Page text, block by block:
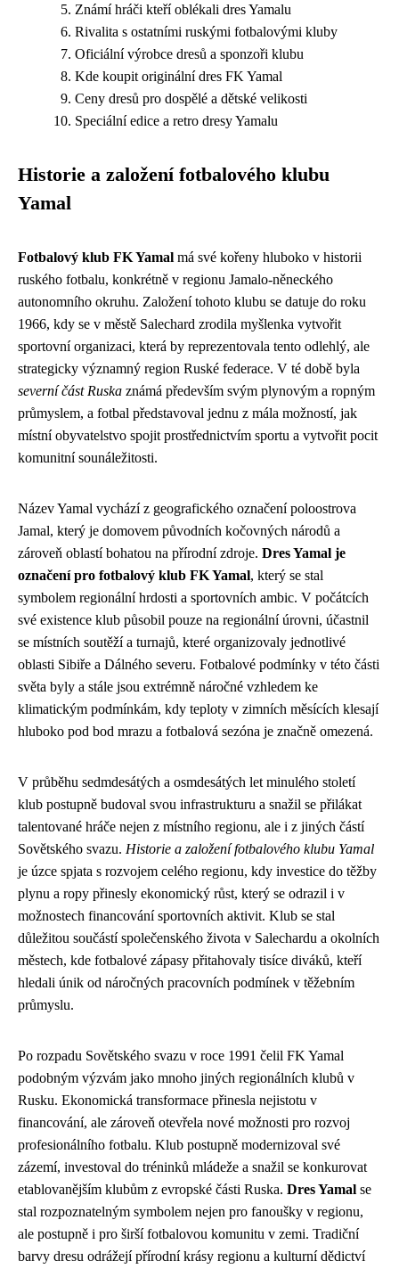
Známí hráči kteří oblékali dres Yamalu
Rivalita s ostatními ruskými fotbalovými kluby
Oficiální výrobce dresů a sponzoři klubu
Kde koupit originální dres FK Yamal
Ceny dresů pro dospělé a dětské velikosti
Speciální edice a retro dresy Yamalu
Historie a založení fotbalového klubu
Yamal
Fotbalový klub FK Yamal má své kořeny hluboko v historii
ruského fotbalu, konkrétně v regionu Jamalo-něneckého
autonomního okruhu. Založení tohoto klubu se datuje do roku
1966, kdy se v městě Salechard zrodila myšlenka vytvořit
sportovní organizaci, která by reprezentovala tento odlehlý, ale
strategicky významný region Ruské federace. V té době byla
severní část Ruska známá především svým plynovým a ropným
průmyslem, a fotbal představoval jednu z mála možností, jak
místní obyvatelstvo spojit prostřednictvím sportu a vytvořit pocit
komunitní sounáležitosti.
Název Yamal vychází z geografického označení poloostrova
Jamal, který je domovem původních kočovných národů a
zároveň oblastí bohatou na přírodní zdroje. Dres Yamal je
označení pro fotbalový klub FK Yamal, který se stal
symbolem regionální hrdosti a sportovních ambic. V počátcích
své existence klub působil pouze na regionální úrovni, účastnil
se místních soutěží a turnajů, které organizovaly jednotlivé
oblasti Sibiře a Dálného severu. Fotbalové podmínky v této části
světa byly a stále jsou extrémně náročné vzhledem ke
klimatickým podmínkám, kdy teploty v zimních měsících klesají
hluboko pod bod mrazu a fotbalová sezóna je značně omezená.
V průběhu sedmdesátých a osmdesátých let minulého století
klub postupně budoval svou infrastrukturu a snažil se přilákat
talentované hráče nejen z místního regionu, ale i z jiných částí
Sovětského svazu. Historie a založení fotbalového klubu Yamal
je úzce spjata s rozvojem celého regionu, kdy investice do těžby
plynu a ropy přinesly ekonomický růst, který se odrazil i v
možnostech financování sportovních aktivit. Klub se stal
důležitou součástí společenského života v Salechardu a okolních
městech, kde fotbalové zápasy přitahovaly tisíce diváků, kteří
hledali únik od náročných pracovních podmínek v těžebním
průmyslu.
Po rozpadu Sovětského svazu v roce 1991 čelil FK Yamal
podobným výzvám jako mnoho jiných regionálních klubů v
Rusku. Ekonomická transformace přinesla nejistotu v
financování, ale zároveň otevřela nové možnosti pro rozvoj
profesionálního fotbalu. Klub postupně modernizoval své
zázemí, investoval do tréninků mládeže a snažil se konkurovat
etablovanějším klubům z evropské části Ruska. Dres Yamal se
stal rozpoznatelným symbolem nejen pro fanoušky v regionu,
ale postupně i pro širší fotbalovou komunitu v zemi. Tradiční
barvy dresu odrážejí přírodní krásy regionu a kulturní dědictví